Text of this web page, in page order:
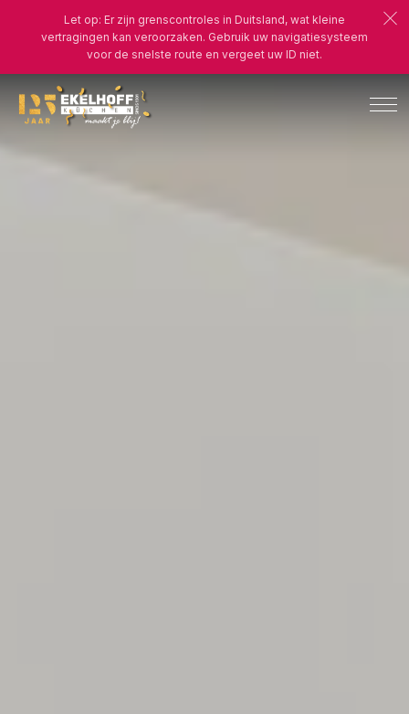
Let op: Er zijn grenscontroles in Duitsland, wat kleine
vertragingen kan veroorzaken. Gebruik uw navigatiesysteem
voor de snelste route en vergeet uw ID niet.